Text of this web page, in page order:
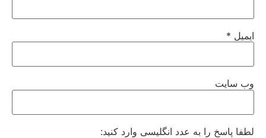
ایمیل *
وب‌ سایت
لطفا پاسخ را به عدد انگلیسی وارد کنید: